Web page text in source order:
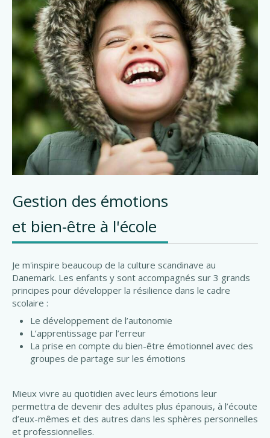
Gestion des émotions
et bien-être à l'école
Je m'inspire beaucoup de la culture scandinave au
Danemark. Les enfants y sont accompagnés sur 3 grands
principes pour développer la résilience dans le cadre
scolaire :
Le développement de l’autonomie
L’apprentissage par l’erreur
La prise en compte du bien-être émotionnel avec des
groupes de partage sur les émotions
Mieux vivre au quotidien avec leurs émotions leur
permettra de devenir des adultes plus épanouis, à l’écoute
d’eux-mêmes et des autres dans les sphères personnelles
et professionnelles.